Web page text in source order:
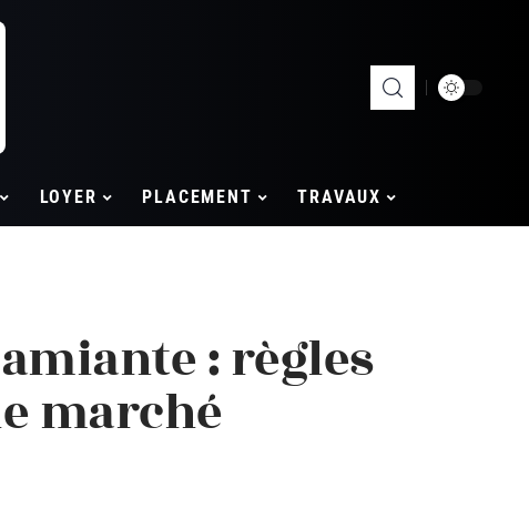
LOYER PLACEMENT TRAVAUX
: règles
marché